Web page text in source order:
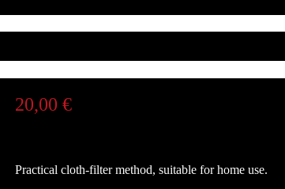
20,00 €
Practical cloth-filter method, suitable for home use.